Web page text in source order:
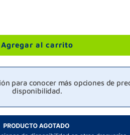
Agregar al carrito
para conocer más opciones de
disponibilidad.